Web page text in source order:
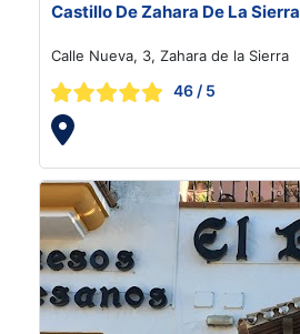
Castillo De Zahara De La Sierra
Calle Nueva, 3, Zahara de la Sierra
46 / 5